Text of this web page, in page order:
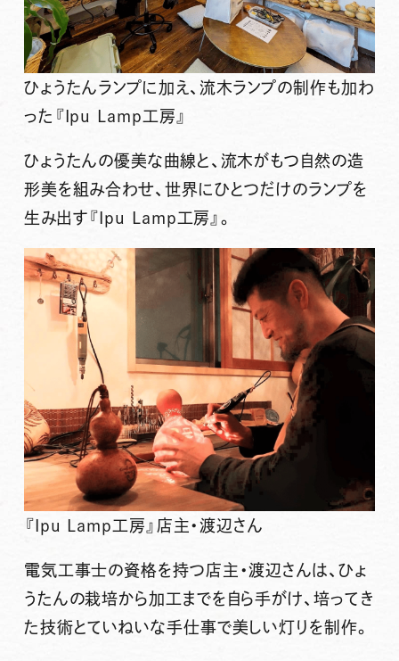
ひょうたんランプに加え、流木ランプの制作も加わ
った『Ipu Lamp工房』
ひょうたんの優美な曲線と、流木がもつ自然の造
形美を組み合わせ、世界にひとつだけのランプを
生み出す『Ipu Lamp工房』。
『Ipu Lamp工房』店主・渡辺さん
電気工事士の資格を持つ店主・渡辺さんは、ひょ
うたんの栽培から加工までを自ら手がけ、培ってき
た技術とていねいな手仕事で美しい灯りを制作。